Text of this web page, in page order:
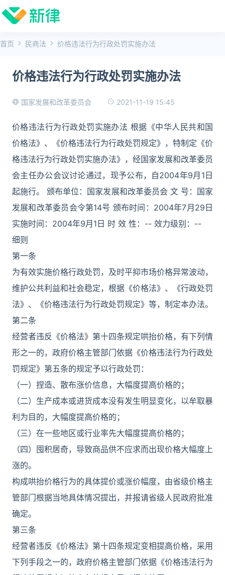
首页 民商法 价格违法行为行政处罚实施办法
价格违法行为行政处罚实施办法
国家发展和改革委员会 2021-11-19 15:45
价格违法行为行政处罚实施办法 根据《中华人民共和国
价格法》、《价格违法行为行政处罚规定》，特制定《价
格违法行为行政处罚实施办法》，经国家发展和改革委员
会主任办公会议讨论通过，现予公布，自2004年9月1日
起施行。 颁布单位：国家发展和改革委员会 文 号：国家
发展和改革委员会令第14号 颁布时间：2004年7月29日
实施时间：2004年9月1日 时 效 性：-- 效力级别：--
细则
第一条
为有效实施价格行政处罚，及时平抑市场价格异常波动，
维护公共利益和社会稳定，根据《价格法》、《行政处罚
法》、《价格违法行为行政处罚规定》等，制定本办法。
第二条
经营者违反《价格法》第十四条规定哄抬价格，有下列情
形之一的，政府价格主管部门依据《价格违法行为行政处
罚规定》第五条的规定予以行政处罚：
（一）捏造、散布涨价信息，大幅度提高价格的；
（二）生产成本或进货成本没有发生明显变化，以牟取暴
利为目的，大幅度提高价格的；
（三）在一些地区或行业率先大幅度提高价格的；
（四）囤积居奇，导致商品供不应求而出现价格大幅度上
涨的。
构成哄抬价格行为的具体提价或涨价幅度，由省级价格主
管部门根据当地具体情况提出，并报请省级人民政府批准
确定。
第三条
经营者违反《价格法》第十四条规定变相提高价格，采用
下列手段之一的，政府价格主管部门依据《价格违法行为